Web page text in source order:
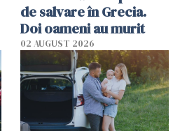
de salvare în Grecia.
Doi oameni au murit
02 AUGUST 2026